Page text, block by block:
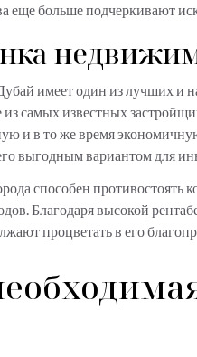
еще больше подчеркивают
имеет один из лучших и
из самых известных
и в то же время
выгодным вариантом для
способен противостоять
Благодаря высокой
процветать в его